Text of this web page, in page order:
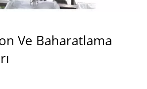
Ve Baharatlama